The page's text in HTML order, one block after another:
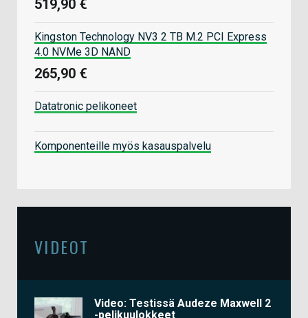
519,90 €
Kingston Technology NV3 2 TB M.2 PCI Express
4.0 NVMe 3D NAND
265,90 €
Datatronic pelikoneet
Komponenteille myös kasauspalvelu
VIDEOT
Video: Testissä Audeze Maxwell 2
-pelikuulokkeet